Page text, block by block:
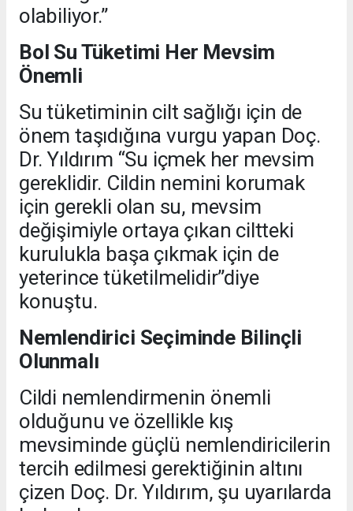
olabiliyor.”
Bol Su Tüketimi Her Mevsim
Önemli
Su tüketiminin cilt sağlığı için de
önem taşıdığına vurgu yapan Doç.
Dr. Yıldırım “Su içmek her mevsim
gereklidir. Cildin nemini korumak
için gerekli olan su, mevsim
değişimiyle ortaya çıkan ciltteki
kurulukla başa çıkmak için de
yeterince tüketilmelidir”diye
konuştu.
Nemlendirici Seçiminde Bilinçli
Olunmalı
Cildi nemlendirmenin önemli
olduğunu ve özellikle kış
mevsiminde güçlü nemlendiricilerin
tercih edilmesi gerektiğinin altını
çizen Doç. Dr. Yıldırım, şu uyarılarda